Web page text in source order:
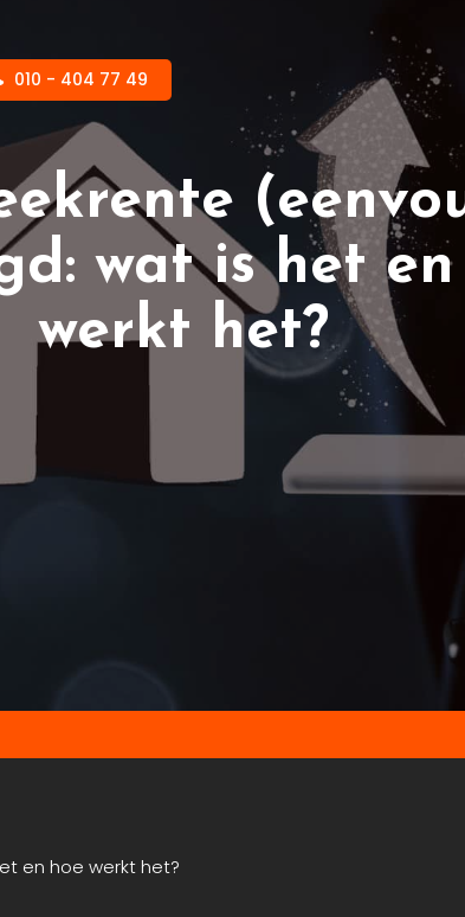
010 - 404 77 49
wat is het
werkt het?
en hoe werkt het?